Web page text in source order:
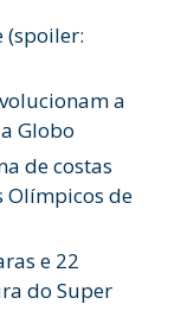
(spoiler:
a
Globo
de costas
Olímpicos de
e 22
do Super